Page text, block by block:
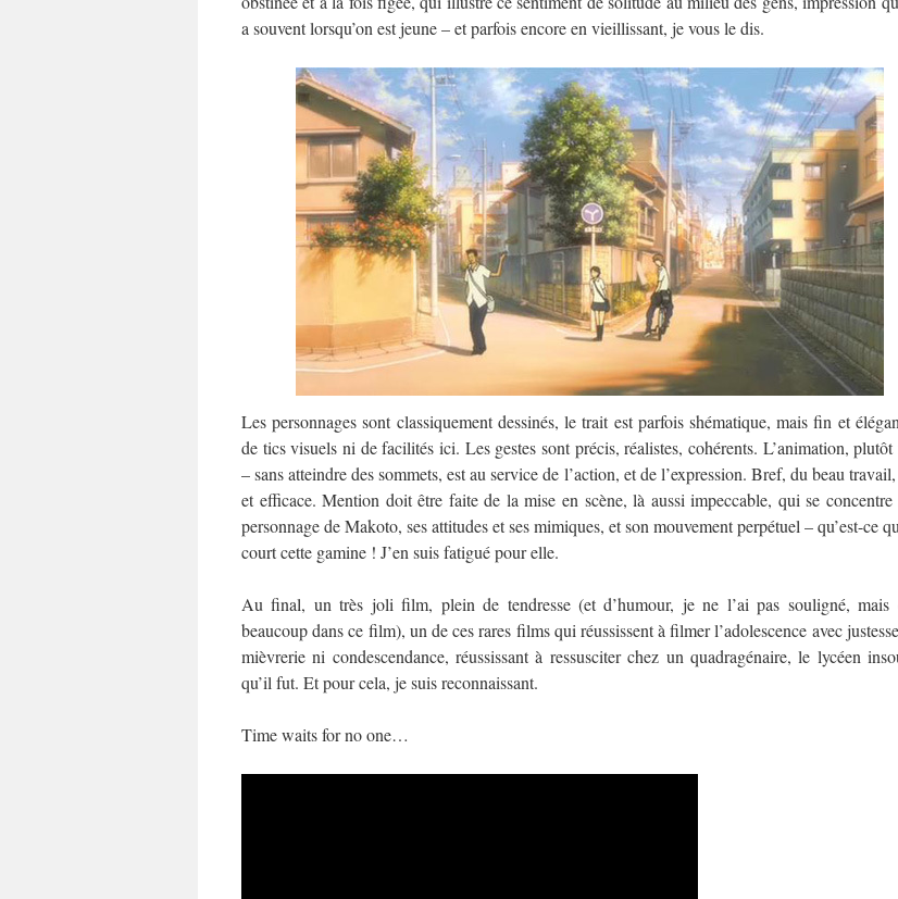
a souvent lorsqu’on est jeune – et parfois encore en vieillissant, je vous le dis.
Les personnages sont classiquement dessinés, le trait est parfois shématique, mais fin et
de tics visuels ni de facilités ici. Les gestes sont précis, réalistes, cohérents. L’animation,
– sans atteindre des sommets, est au service de l’action, et de l’expression. Bref, du beau
et efficace. Mention doit être faite de la mise en scène, là aussi impeccable, qui se
personnage de Makoto, ses attitudes et ses mimiques, et son mouvement perpétuel – qu’est-ce
court cette gamine ! J’en suis fatigué pour elle.
Au final, un très joli film, plein de tendresse (et d’humour, je ne l’ai pas souligné,
beaucoup dans ce film), un de ces rares films qui réussissent à filmer l’adolescence avec
mièvrerie ni condescendance, réussissant à ressusciter chez un quadragénaire, le lycéen
qu’il fut. Et pour cela, je suis reconnaissant.
Time waits for no one…